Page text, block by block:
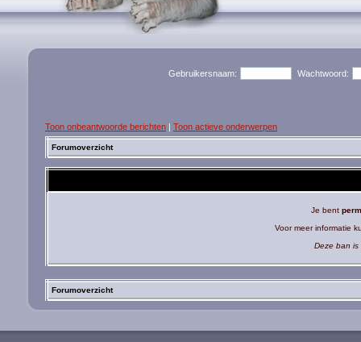
Gebruikersnaam: Wachtwoord:
Toon onbeantwoorde berichten | Toon actieve onderwerpen
Forumoverzicht
Je bent
Voor meer informatie
Deze ban is
Forumoverzicht